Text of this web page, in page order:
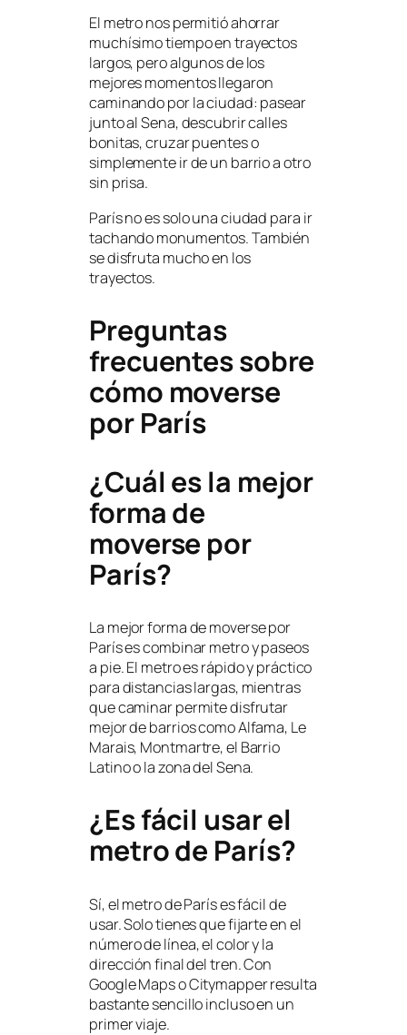
El metro nos permitió ahorrar
muchísimo tiempo en trayectos
largos, pero algunos de los
mejores momentos llegaron
caminando por la ciudad: pasear
junto al Sena, descubrir calles
bonitas, cruzar puentes o
simplemente ir de un barrio a otro
sin prisa.
París no es solo una ciudad para ir
tachando monumentos. También
se disfruta mucho en los
trayectos.
Preguntas
frecuentes sobre
cómo moverse
por París
¿Cuál es la mejor
forma de
moverse por
París?
La mejor forma de moverse por
París es combinar metro y paseos
a pie. El metro es rápido y práctico
para distancias largas, mientras
que caminar permite disfrutar
mejor de barrios como Alfama, Le
Marais, Montmartre, el Barrio
Latino o la zona del Sena.
¿Es fácil usar el
metro de París?
Sí, el metro de París es fácil de
usar. Solo tienes que fijarte en el
número de línea, el color y la
dirección final del tren. Con
Google Maps o Citymapper resulta
bastante sencillo incluso en un
primer viaje.